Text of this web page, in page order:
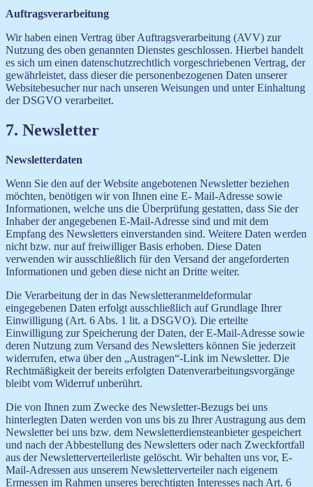
Auftragsverarbeitung
Wir haben einen Vertrag über Auftragsverarbeitung (AVV) zur
Nutzung des oben genannten Dienstes geschlossen. Hierbei handelt
es sich um einen datenschutzrechtlich vorgeschriebenen Vertrag, der
gewährleistet, dass dieser die personenbezogenen Daten unserer
Websitebesucher nur nach unseren Weisungen und unter Einhaltung
der DSGVO verarbeitet.
7. Newsletter
Newsletterdaten
Wenn Sie den auf der Website angebotenen Newsletter beziehen
möchten, benötigen wir von Ihnen eine E- Mail-Adresse sowie
Informationen, welche uns die Überprüfung gestatten, dass Sie der
Inhaber der angegebenen E-Mail-Adresse sind und mit dem
Empfang des Newsletters einverstanden sind. Weitere Daten werden
nicht bzw. nur auf freiwilliger Basis erhoben. Diese Daten
verwenden wir ausschließlich für den Versand der angeforderten
Informationen und geben diese nicht an Dritte weiter.
Die Verarbeitung der in das Newsletteranmeldeformular
eingegebenen Daten erfolgt ausschließlich auf Grundlage Ihrer
Einwilligung (Art. 6 Abs. 1 lit. a DSGVO). Die erteilte
Einwilligung zur Speicherung der Daten, der E-Mail-Adresse sowie
deren Nutzung zum Versand des Newsletters können Sie jederzeit
widerrufen, etwa über den „Austragen“-Link im Newsletter. Die
Rechtmäßigkeit der bereits erfolgten Datenverarbeitungsvorgänge
bleibt vom Widerruf unberührt.
Die von Ihnen zum Zwecke des Newsletter-Bezugs bei uns
hinterlegten Daten werden von uns bis zu Ihrer Austragung aus dem
Newsletter bei uns bzw. dem Newsletterdiensteanbieter gespeichert
und nach der Abbestellung des Newsletters oder nach Zweckfortfall
aus der Newsletterverteilerliste gelöscht. Wir behalten uns vor, E-
Mail-Adressen aus unserem Newsletterverteiler nach eigenem
Ermessen im Rahmen unseres berechtigten Interesses nach Art. 6